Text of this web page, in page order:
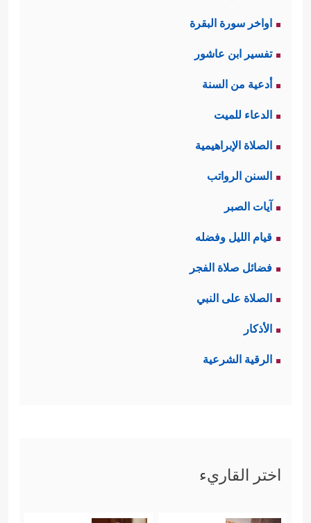
اواخر سورة البقرة
تفسير ابن عاشور
أدعية من السنة
الدعاء للميت
الصلاة الإبراهيمية
السنن الرواتب
آيات الصبر
قيام الليل وفضله
فضائل صلاة الفجر
الصلاة على النبي
الأذكار
الرقية الشرعية
اختر القاريء